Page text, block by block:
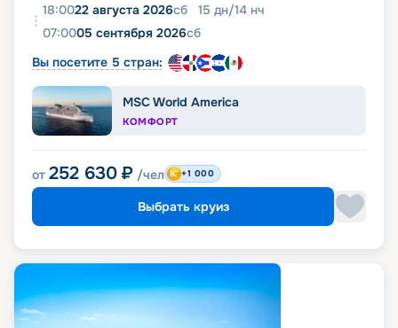
18:0022 августа 2026сб 15 дн/14 нч
07:0005 сентября 2026сб
Вы посетите 5 стран:
MSC World America
КОМФОРТ
от 252 630 ₽ /чел +1 000
Выбрать круиз